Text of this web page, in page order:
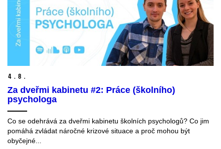
4. 8.
Za dveřmi kabinetu #2: Práce (školního)
psychologa
Co se odehrává za dveřmi kabinetu školních psychologů? Co jim
pomáhá zvládat náročné krizové situace a proč mohou být
obyčejné...